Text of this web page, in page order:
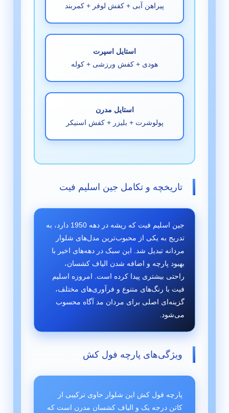
پیراهن آبی + کفش لوفر + کمربند
استایل اسپرت
هودی + کفش ورزشی + کوله
استایل مدرن
پولوشرت + بلیزر + کفش اسنیکر
تاریخچه و تکامل جین اسلیم فیت
جین اسلیم فیت که ریشه در دهه 1950 دارد، به
تدریج به یکی از محبوب‌ترین مدل‌های شلوار
مردانه تبدیل شد. این سبک در دهه‌های اخیر با
بهبود پارچه و اضافه شدن الیاف کشسان،
راحتی بیشتری پیدا کرده است. امروزه اسلیم
فیت با رنگ‌های متنوع و فرآوری‌های مختلف،
گزینه‌ای اصلی برای مردان مد آگاه محسوب
می‌شود.
ویژگی‌های پارچه فول کش
پارچه فول کش این شلوار حاوی ترکیبی از
کاتن درجه یک و الیاف کشسان مدرن است که